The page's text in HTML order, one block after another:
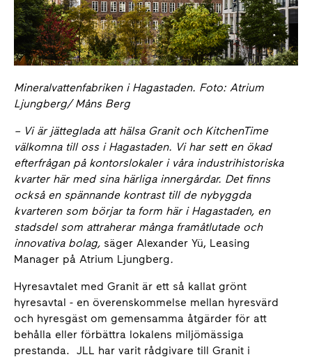
Mineralvattenfabriken i Hagastaden. Foto: Atrium
Ljungberg/ Måns Berg
– Vi är jätteglada att hälsa Granit och KitchenTime
välkomna till oss i Hagastaden. Vi har sett en ökad
efterfrågan på kontorslokaler i våra industrihistoriska
kvarter här med sina härliga innergårdar. Det finns
också en spännande kontrast till de nybyggda
kvarteren som börjar ta form här i Hagastaden, en
stadsdel som attraherar många framåtlutade och
innovativa bolag, säger Alexander Yü, Leasing
Manager på Atrium Ljungberg.
Hyresavtalet med Granit är ett så kallat grönt
hyresavtal - en överenskommelse mellan hyresvärd
och hyresgäst om gemensamma åtgärder för att
behålla eller förbättra lokalens miljömässiga
prestanda. JLL har varit rådgivare till Granit i